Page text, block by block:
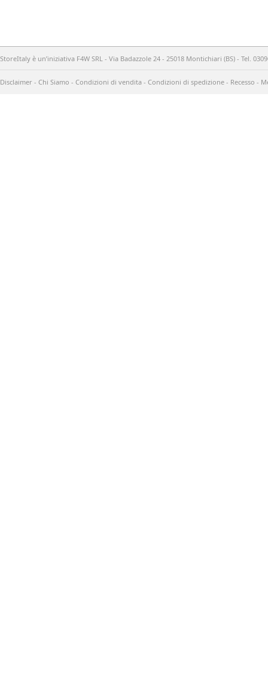
StoreItaly è un’iniziativa F4W SRL - Via Badazzole 24 - 25018 Montichiari (BS) - Tel.
Disclaimer - Chi Siamo - Condizioni di vendita - Condizioni di spedizione - Recesso -